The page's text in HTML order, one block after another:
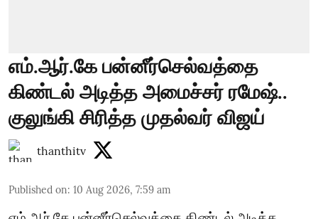
எம்.ஆர்.கே பன்னீர்செல்வத்தை
கிண்டல் அடித்த அமைச்சர் ரமேஷ்..
குலுங்கி சிரித்த முதல்வர் விஜய்
thanthitv
Published on: 10 Aug 2026, 7:59 am